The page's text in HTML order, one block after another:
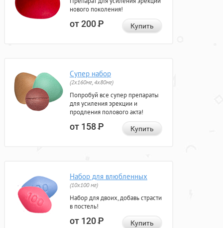
нового поколения!
от 200Р Купить
Супер набор
(2х160мг, 4х80мг)
Попробуй все супер препараты
для усиления эрекции и
продления полового акта!
от 158Р Купить
Набор для влюбленных
(10х100 мг)
Набор для двоих, добавь страсти
в постель!
от 120Р Купить